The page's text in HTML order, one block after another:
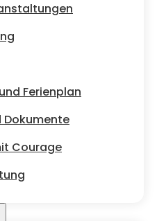
Ferienplan
Dokumente
Courage